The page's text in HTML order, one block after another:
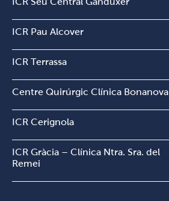
ICR Pau Alcover
ICR Terrassa
Centre Quirúrgic Clínica Bonanova
ICR Cerignola
ICR Gràcia – Clínica Ntra. Sra. del
Remei